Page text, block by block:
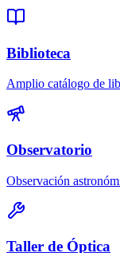
Biblioteca
Amplio catálogo de
Observatorio
Observación
Taller de Óptica